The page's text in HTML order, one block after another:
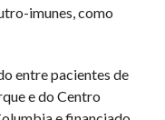
imunes, como
entre pacientes de
e do Centro